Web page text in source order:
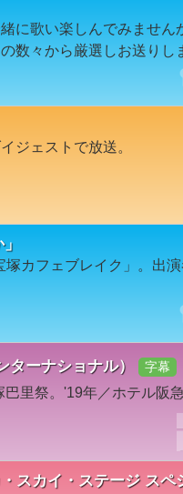
に歌い楽しんでみません
数々から厳選しお送りし
ジェストで放送。
カフェブレイク」。出
ターナショナル） 字幕
里祭。'19年／ホテル阪
スカイ・ステージ スペ